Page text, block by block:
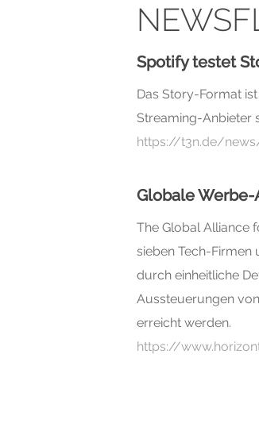
Spotify testet
Das Story-Format
Streaming-Anbieter
https://t3n.de/
Globale
The Global Alliance
sieben Tech-Firmen
durch einheitliche
Aussteuerungen
erreicht werden.
https://